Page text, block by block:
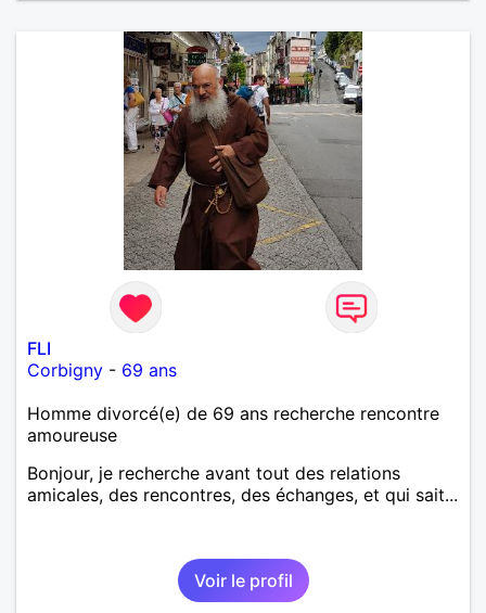
FLI
Corbigny - 69 ans
Homme divorcé(e) de 69 ans recherche rencontre
amoureuse
Bonjour, je recherche avant tout des relations
amicales, des rencontres, des échanges, et qui sait...
Voir le profil